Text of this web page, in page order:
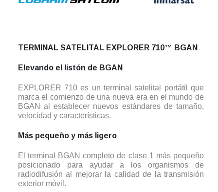
TERMINAL SATELITAL EXPLORER 710™ BGAN
Elevando el listón de BGAN
EXPLORER 710 es un terminal satelital portátil que
marca el comienzo de una nueva era en el mundo de
BGAN al establecer nuevos estándares de tamaño,
velocidad y características.
Más pequeño y más ligero
El terminal BGAN completo de clase 1 más pequeño
posicionado para ayudar a los organismos de
radiodifusión al mejorar la calidad de la transmisión
exterior móvil.